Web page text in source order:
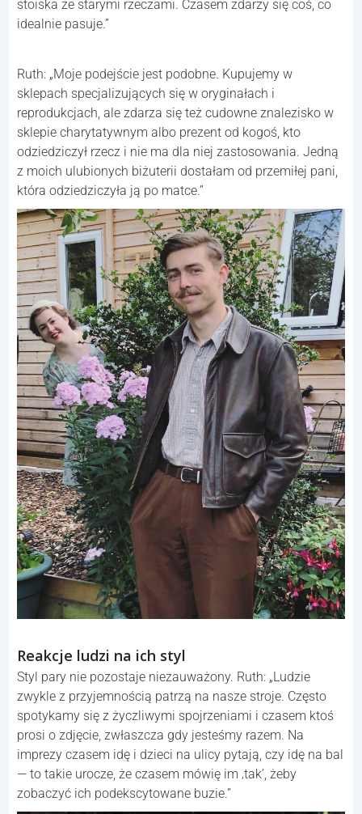
stoiska ze starymi rzeczami. Czasem zdarzy się coś, co
idealnie pasuje.”
Ruth: „Moje podejście jest podobne. Kupujemy w
sklepach specjalizujących się w oryginałach i
reprodukcjach, ale zdarza się też cudowne znalezisko w
sklepie charytatywnym albo prezent od kogoś, kto
odziedziczył rzecz i nie ma dla niej zastosowania. Jedną
z moich ulubionych biżuterii dostałam od przemiłej pani,
która odziedziczyła ją po matce.”
Reakcje ludzi na ich styl
Styl pary nie pozostaje niezauważony. Ruth: „Ludzie
zwykle z przyjemnością patrzą na nasze stroje. Często
spotykamy się z życzliwymi spojrzeniami i czasem ktoś
prosi o zdjęcie, zwłaszcza gdy jesteśmy razem. Na
imprezy czasem idę i dzieci na ulicy pytają, czy idę na bal
— to takie urocze, że czasem mówię im ‚tak’, żeby
zobaczyć ich podekscytowane buzie.”